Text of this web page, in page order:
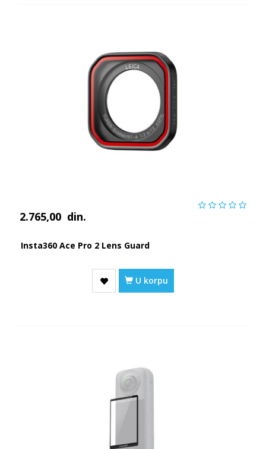
2.765,00 din.
Insta360 Ace Pro 2 Lens Guard
U korpu